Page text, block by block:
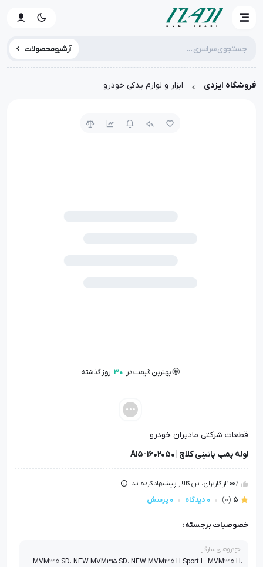
آرشیو محصولات
فروشگاه ایزدی ابزار و لوازم یدکی خودرو
🤩 بهترین قیمت در 30 روز گذشته
🤩 بهترین قیمت در 30
قطعات شرکتی مادیران خودرو
لوله پمپ پائینی کلاچ | A15-1602050
100٪ از کاربران، این کالا را پیشنهاد کرده اند.
5
(0) 0 دیدگاه 0 پرسش
خصوصیات برجسته:
خودروهای سازگار:
MVM315 SD، NEW MVM315 SD، NEW MVM315 H Sport L، MVM315 H،